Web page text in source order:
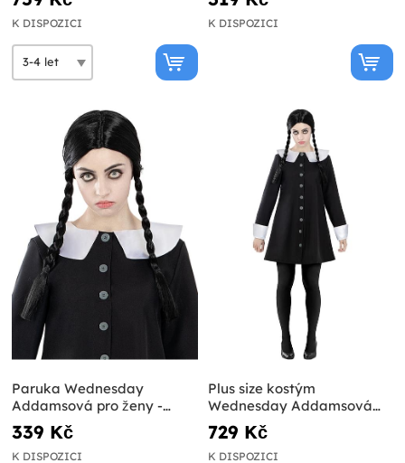
K DISPOZICI K DISPOZICI
Paruka Wednesday
Addamsová pro ženy -
Addamsova rodina
339 Kč
K DISPOZICI
Plus size kostým
Wednesday Addamsová
pro ženy - Addamsova
rodina
729 Kč
K DISPOZICI